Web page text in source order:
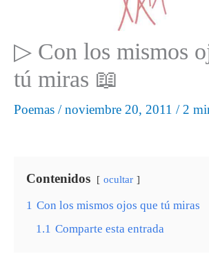
▷ Con los mismos
tú miras 📖
Poemas /noviembre 20, 2011 /2
Contenidos ocultar
1 Con los mismos ojos que tú miras
1.1 Comparte esta entrada